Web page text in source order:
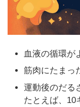
血液の循環が
筋肉にたまっ
運動後のだる
たとえば、10